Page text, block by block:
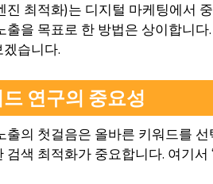
진 최적화)는 디지털 마케팅에서
출을 목표로 한 방법은 상이합니
습니다.
드 연구의 중요성
출의 첫걸음은 올바른 키워드를
검색 최적화가 중요합니다. 여기서